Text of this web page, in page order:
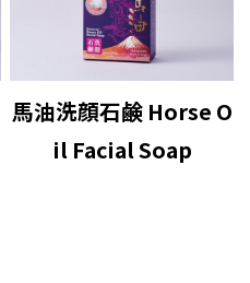
馬油洗顔石鹸 Horse O
il Facial Soap